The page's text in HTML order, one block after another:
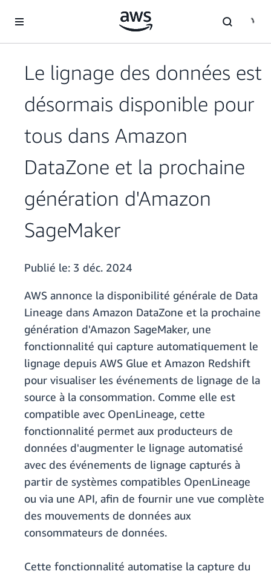
Le lignage des données est
désormais disponible pour
tous dans Amazon
DataZone et la prochaine
génération d'Amazon
SageMaker
Publié le: 3 déc. 2024
AWS annonce la disponibilité générale de Data
Lineage dans Amazon DataZone et la prochaine
génération d'Amazon SageMaker, une
fonctionnalité qui capture automatiquement le
lignage depuis AWS Glue et Amazon Redshift
pour visualiser les événements de lignage de la
source à la consommation. Comme elle est
compatible avec OpenLineage, cette
fonctionnalité permet aux producteurs de
données d'augmenter le lignage automatisé
avec des événements de lignage capturés à
partir de systèmes compatibles OpenLineage
ou via une API, afin de fournir une vue complète
des mouvements de données aux
consommateurs de données.
Cette fonctionnalité automatise la capture du